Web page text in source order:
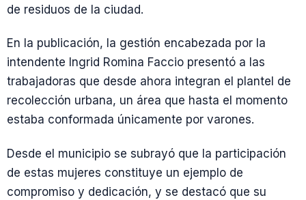
de residuos de la ciudad.
En la publicación, la gestión encabezada por la
intendente Ingrid Romina Faccio presentó a las
trabajadoras que desde ahora integran el plantel de
recolección urbana, un área que hasta el momento
estaba conformada únicamente por varones.
Desde el municipio se subrayó que la participación
de estas mujeres constituye un ejemplo de
compromiso y dedicación, y se destacó que su